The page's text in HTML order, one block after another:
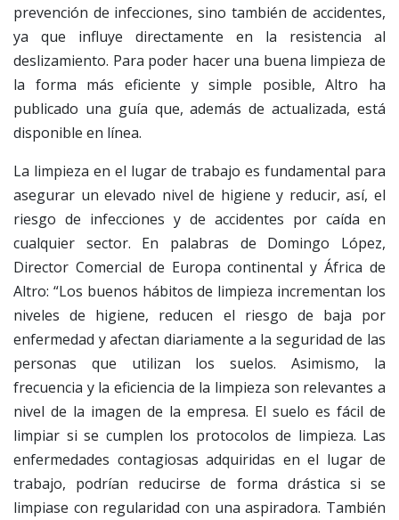
prevención de infecciones, sino también de accidentes,
ya que influye directamente en la resistencia al
deslizamiento. Para poder hacer una buena limpieza de
la forma más eficiente y simple posible, Altro ha
publicado una guía que, además de actualizada, está
disponible en línea.
La limpieza en el lugar de trabajo es fundamental para
asegurar un elevado nivel de higiene y reducir, así, el
riesgo de infecciones y de accidentes por caída en
cualquier sector. En palabras de Domingo López,
Director Comercial de Europa continental y África de
Altro: “Los buenos hábitos de limpieza incrementan los
niveles de higiene, reducen el riesgo de baja por
enfermedad y afectan diariamente a la seguridad de las
personas que utilizan los suelos. Asimismo, la
frecuencia y la eficiencia de la limpieza son relevantes a
nivel de la imagen de la empresa. El suelo es fácil de
limpiar si se cumplen los protocolos de limpieza. Las
enfermedades contagiosas adquiridas en el lugar de
trabajo, podrían reducirse de forma drástica si se
limpiase con regularidad con una aspiradora. También